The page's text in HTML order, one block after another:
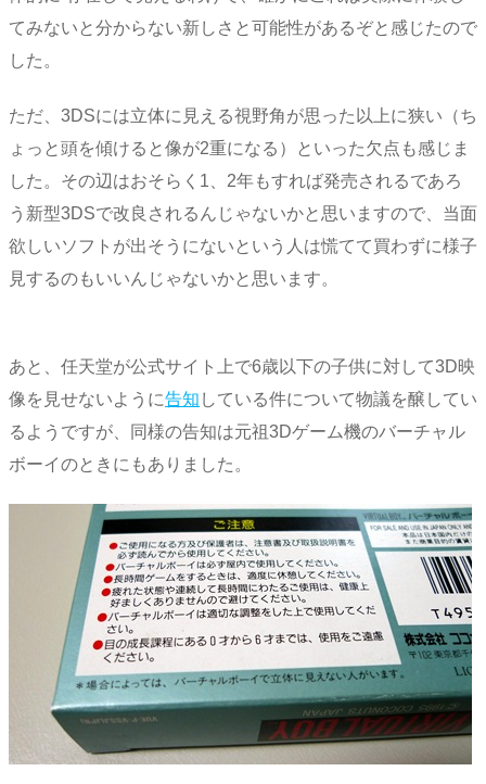
てみないと分からない新しさと可能性があるぞと感じたので
した。
ただ、3DSには立体に見える視野角が思った以上に狭い（ち
ょっと頭を傾けると像が2重になる）といった欠点も感じま
した。その辺はおそらく1、2年もすれば発売されるであろ
う新型3DSで改良されるんじゃないかと思いますので、当面
欲しいソフトが出そうにないという人は慌てて買わずに様子
見するのもいいんじゃないかと思います。
あと、任天堂が公式サイト上で6歳以下の子供に対して3D映
像を見せないように告知 している件について物議を醸してい
るようですが、同様の告知は元祖3Dゲーム機のバーチャル
ボーイのときにもありました。